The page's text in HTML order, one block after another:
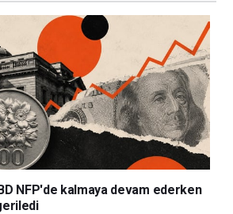
NFP'de kalmaya devam ederken